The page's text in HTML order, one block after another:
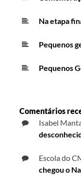
Na etapa
Pequenos
Pequenos
Comentários
Isabel
Escola do
chegou o